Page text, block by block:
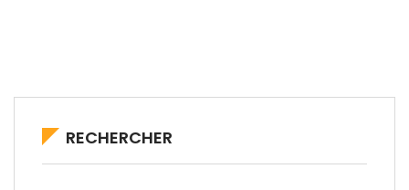
RECHERCHER